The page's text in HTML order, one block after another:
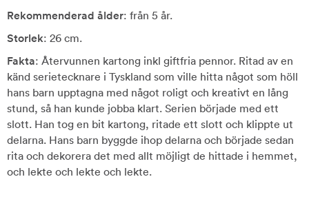
Rekommenderad ålder: från 5 år.
Storlek: 26 cm.
Fakta: Återvunnen kartong inkl giftfria pennor. Ritad av en
känd serietecknare i Tyskland som ville hitta något som höll
hans barn upptagna med något roligt och kreativt en lång
stund, så han kunde jobba klart. Serien började med ett
slott. Han tog en bit kartong, ritade ett slott och klippte ut
delarna. Hans barn byggde ihop delarna och började sedan
rita och dekorera det med allt möjligt de hittade i hemmet,
och lekte och lekte och lekte.